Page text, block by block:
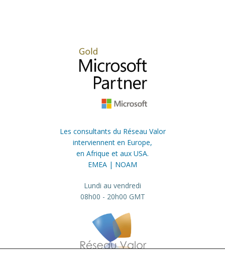
Les consultants du Réseau Valor
interviennent en Europe,
en Afrique et aux USA.
EMEA | NOAM
Lundi au vendredi
08h00 - 20h00 GMT